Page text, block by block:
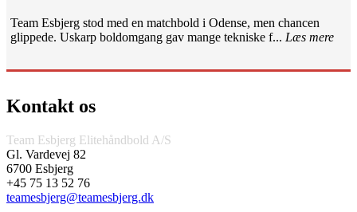
Team Esbjerg stod med en matchbold i Odense, men chancen
glippede. Uskarp boldomgang gav mange tekniske f... Læs mere
Kontakt os
Team Esbjerg Elitehåndbold A/S
Gl. Vardevej 82
6700 Esbjerg
+45 75 13 52 76
teamesbjerg@teamesbjerg.dk